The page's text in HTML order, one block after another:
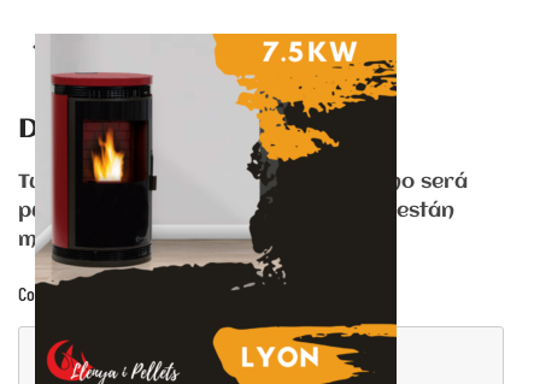
Deja una respuesta
Tu dirección de correo electrónico no será
publicada. Los campos obligatorios están
marcados con*
Comentario